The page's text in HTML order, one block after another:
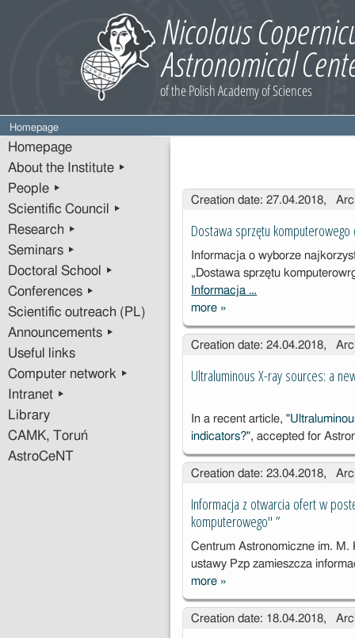
Homepage
Homepage
About the Institute ▸
People ▸
Scientific Council ▸
Research ▸
Seminars ▸
Doctoral School ▸
Conferences ▸
Scientific outreach (PL)
Announcements ▸
Useful links
Computer network ▸
Intranet ▸
Library
CAMK, Toruń
AstroCeNT
Entries
Creation date: 27.04.2018,
Dostawa sprzętu
Informacja o wyborze
„Dostawa sprzętu
Informacja …
more Dostawa
sprzętu
komputeroweg
sprawy: DAS-
»
Creation date: 24.04.2018,
Ultraluminous X-ray sources: a
In a recent article,
indicators?", accepted for
Creation date: 23.04.2018,
Informacja z otwarcia ofert w
komputerowego" ”
Centrum Astronomiczne im.
ustawy Pzp zamieszcza
more Informacja z
otwarcia ofert
w
»
Creation date: 18.04.2018,